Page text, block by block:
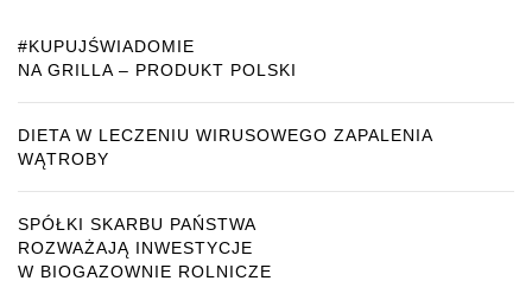
#KUPUJŚWIADOMIE
NA GRILLA – PRODUKT POLSKI
DIETA W LECZENIU WIRUSOWEGO ZAPALENIA
WĄTROBY
SPÓŁKI SKARBU PAŃSTWA
ROZWAŻAJĄ INWESTYCJE
W BIOGAZOWNIE ROLNICZE